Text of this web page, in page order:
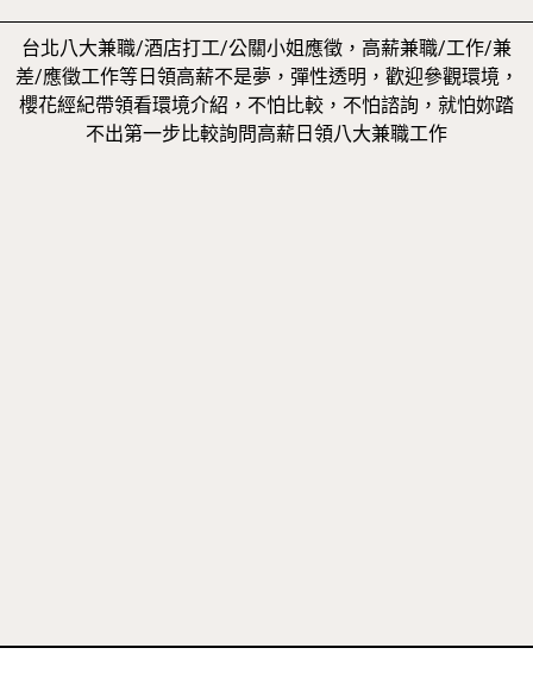
台北八大兼職/酒店打工/公關小姐應徵，高薪兼職/工作/兼
差/應徵工作等日領高薪不是夢，彈性透明，歡迎參觀環境，
櫻花經紀帶領看環境介紹，不怕比較，不怕諮詢，就怕妳踏
不出第一步比較詢問高薪日領八大兼職工作